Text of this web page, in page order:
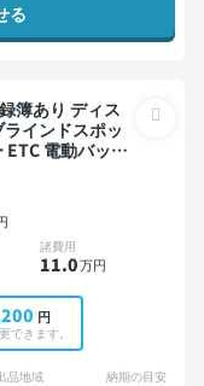
る
インドスポッ
ETC 電動バック
諸費用
11.0万円
円
できます。
品地域 納期の目安